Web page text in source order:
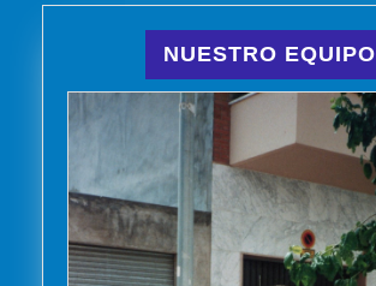
NUESTRO EQUIPO